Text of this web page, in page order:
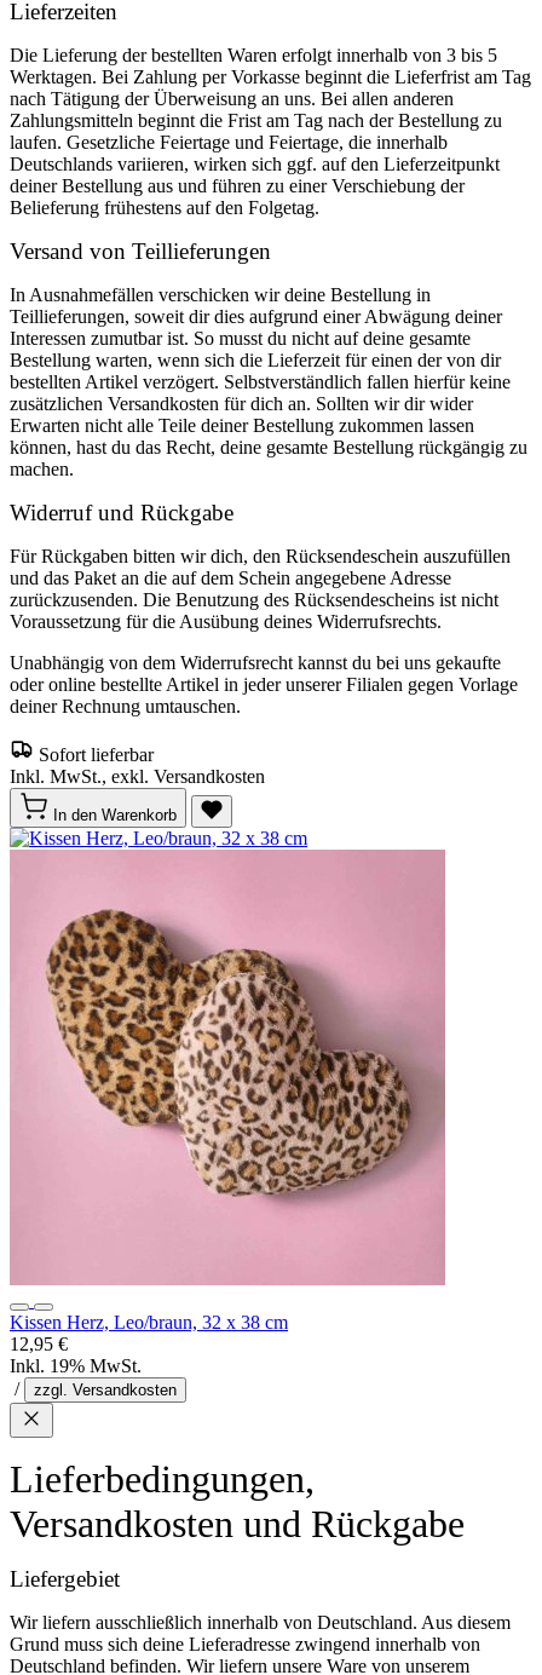
Lieferzeiten
Die Lieferung der bestellten Waren erfolgt innerhalb von 3 bis 5
Werktagen. Bei Zahlung per Vorkasse beginnt die Lieferfrist am Tag
nach Tätigung der Überweisung an uns. Bei allen anderen
Zahlungsmitteln beginnt die Frist am Tag nach der Bestellung zu
laufen. Gesetzliche Feiertage und Feiertage, die innerhalb
Deutschlands variieren, wirken sich ggf. auf den Lieferzeitpunkt
deiner Bestellung aus und führen zu einer Verschiebung der
Belieferung frühestens auf den Folgetag.
Versand von Teillieferungen
In Ausnahmefällen verschicken wir deine Bestellung in
Teillieferungen, soweit dir dies aufgrund einer Abwägung deiner
Interessen zumutbar ist. So musst du nicht auf deine gesamte
Bestellung warten, wenn sich die Lieferzeit für einen der von dir
bestellten Artikel verzögert. Selbstverständlich fallen hierfür keine
zusätzlichen Versandkosten für dich an. Sollten wir dir wider
Erwarten nicht alle Teile deiner Bestellung zukommen lassen
können, hast du das Recht, deine gesamte Bestellung rückgängig zu
machen.
Widerruf und Rückgabe
Für Rückgaben bitten wir dich, den Rücksendeschein auszufüllen
und das Paket an die auf dem Schein angegebene Adresse
zurückzusenden. Die Benutzung des Rücksendescheins ist nicht
Voraussetzung für die Ausübung deines Widerrufsrechts.
Unabhängig von dem Widerrufsrecht kannst du bei uns gekaufte
oder online bestellte Artikel in jeder unserer Filialen gegen Vorlage
deiner Rechnung umtauschen.
Sofort lieferbar
Inkl. MwSt., exkl. Versandkosten
In den Warenkorb
Kissen Herz, Leo/braun, 32 x 38 cm
12,95 €
Inkl. 19% MwSt.
/
zzgl. Versandkosten
Lieferbedingungen,
Versandkosten und Rückgabe
Liefergebiet
Wir liefern ausschließlich innerhalb von Deutschland. Aus diesem
Grund muss sich deine Lieferadresse zwingend innerhalb von
Deutschland befinden. Wir liefern unsere Ware von unserem